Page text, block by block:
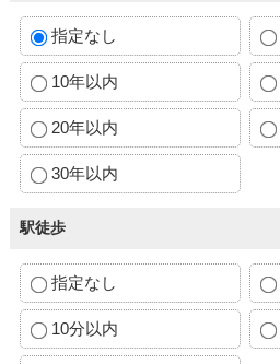
指定なし
10年以内
20年以内
30年以内
駅徒歩
指定なし
10分以内